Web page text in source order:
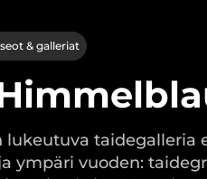
& galleriat
lukeutuva taidegalleria
ympäri vuoden: